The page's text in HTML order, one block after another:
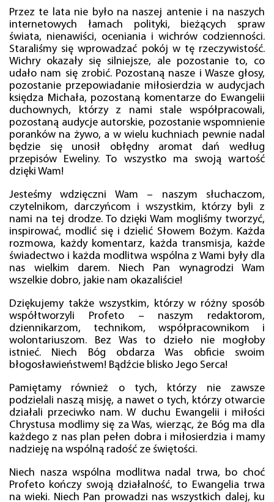
Przez te lata nie było na naszej antenie i na naszych
internetowych łamach polityki, bieżących spraw
świata, nienawiści, oceniania i wichrów codzienności.
Staraliśmy się wprowadzać pokój w tę rzeczywistość.
Wichry okazały się silniejsze, ale pozostanie to, co
udało nam się zrobić. Pozostaną nasze i Wasze głosy,
pozostanie przepowiadanie miłosierdzia w audycjach
księdza Michała, pozostaną komentarze do Ewangelii
duchownych, którzy z nami stale współpracowali,
pozostaną audycje autorskie, pozostanie wspomnienie
poranków na żywo, a w wielu kuchniach pewnie nadal
będzie się unosił obłędny aromat dań według
przepisów Eweliny. To wszystko ma swoją wartość
dzięki Wam!
Jesteśmy wdzięczni Wam – naszym słuchaczom,
czytelnikom, darczyńcom i wszystkim, którzy byli z
nami na tej drodze. To dzięki Wam mogliśmy tworzyć,
inspirować, modlić się i dzielić Słowem Bożym. Każda
rozmowa, każdy komentarz, każda transmisja, każde
świadectwo i każda modlitwa wspólna z Wami były dla
nas wielkim darem. Niech Pan wynagrodzi Wam
wszelkie dobro, jakie nam okazaliście!
Dziękujemy także wszystkim, którzy w różny sposób
współtworzyli Profeto – naszym redaktorom,
dziennikarzom, technikom, współpracownikom i
wolontariuszom. Bez Was to dzieło nie mogłoby
istnieć. Niech Bóg obdarza Was obficie swoim
błogosławieństwem! Bądźcie blisko Jego Serca!
Pamiętamy również o tych, którzy nie zawsze
podzielali naszą misję, a nawet o tych, którzy otwarcie
działali przeciwko nam. W duchu Ewangelii i miłości
Chrystusa modlimy się za Was, wierząc, że Bóg ma dla
każdego z nas plan pełen dobra i miłosierdzia i mamy
nadzieję na wspólną radość ze świętości.
Niech nasza wspólna modlitwa nadal trwa, bo choć
Profeto kończy swoją działalność, to Ewangelia trwa
na wieki. Niech Pan prowadzi nas wszystkich dalej, ku